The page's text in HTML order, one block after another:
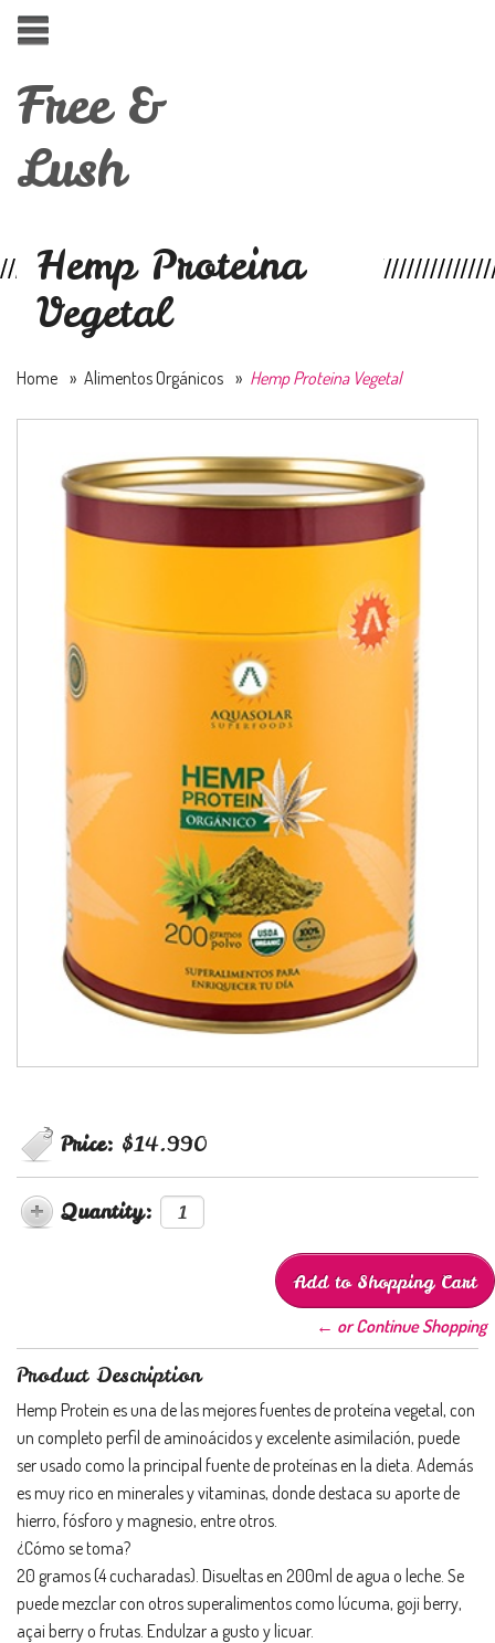
Free &
Lush
Hemp Proteina
Vegetal
Home » Alimentos Orgánicos » Hemp Proteina Vegetal
Price: $14.990
Quantity:
← or Continue Shopping
Product Description
Hemp Protein es una de las mejores fuentes de proteína vegetal, con
un completo perfil de aminoácidos y excelente asimilación, puede
ser usado como la principal fuente de proteínas en la dieta. Además
es muy rico en minerales y vitaminas, donde destaca su aporte de
hierro, fósforo y magnesio, entre otros.
¿Cómo se toma?
20 gramos (4 cucharadas). Disueltas en 200ml de agua o leche. Se
puede mezclar con otros superalimentos como lúcuma, goji berry,
açai berry o frutas. Endulzar a gusto y licuar.